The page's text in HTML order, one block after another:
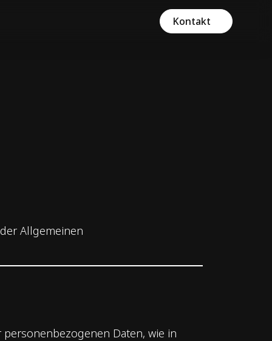
Kontakt
Allgemeinen
Daten, wie in